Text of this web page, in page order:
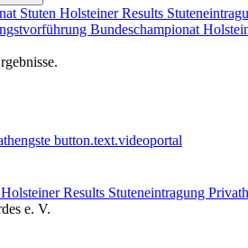
Stuten Holsteiner Results
Bundeschampionat
button.text.videoportal
Holsteiner Results Stuteneintragung
e. V.